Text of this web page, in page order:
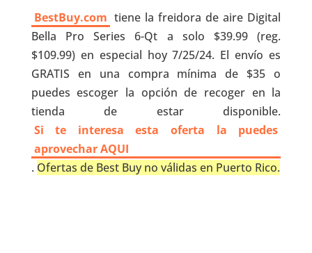
BestBuy.com tiene la freidora de aire Digital
Bella Pro Series 6-Qt a solo $39.99 (reg.
$109.99) en especial hoy 7/25/24. El envío es
GRATIS en una compra mínima de $35 o
puedes escoger la opción de recoger en la
tienda de estar disponible.
Si te interesa esta oferta la puedes
aprovechar AQUI
. Ofertas de Best Buy no válidas en Puerto Rico.